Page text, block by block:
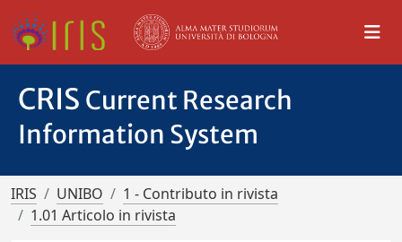
CRIS Current Research
Information System
IRIS UNIBO
1 - Contributo in rivista
1.01 Articolo in rivista